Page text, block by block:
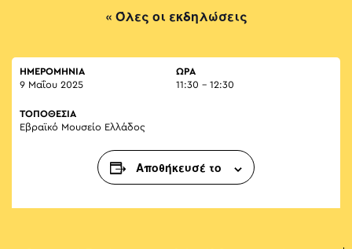
« Όλες οι εκδηλώσεις
ΗΜΕΡΟΜΗΝΙΑ
9 Μαΐου 2025
ΏΡΑ
11:30 - 12:30
ΤΟΠΟΘΕΣΙΑ
Εβραϊκό Μουσείο Ελλάδος
Αποθήκευσέ το